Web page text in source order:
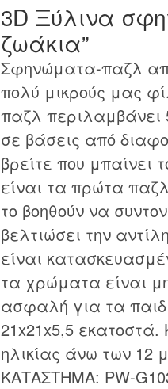
3D Ξύλινα
ζωάκια”
Σφηνώματα-παζλ
πολύ μικρούς μας
παζλ
σε βάσεις από
βρείτε που
είναι τα πρώτα
το βοηθούν να
βελτιώσει την
είναι
τα χρώματα είναι
ασφαλή για τα
21x21x5,5
ηλικίας άνω των 12
ΚΑΤΑΣΤΗΜΑ: PW-